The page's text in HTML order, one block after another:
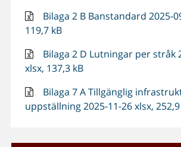
Bilaga 2 B Banstandard 2025-
119,7 kB
Bilaga 2 D Lutningar per stråk
xlsx, 137,3 kB
Bilaga 7 A Tillgänglig
uppställning 2025-11-26 xlsx,